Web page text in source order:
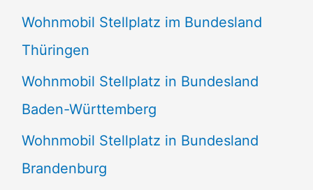
Wohnmobil Stellplatz im Bundesland
Thüringen
Wohnmobil Stellplatz in Bundesland
Baden-Württemberg
Wohnmobil Stellplatz in Bundesland
Brandenburg